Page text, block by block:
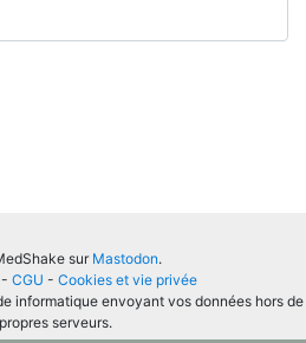
sur Mastodon.
- CGU - Cookies et vie privée
informatique envoyant vos données hors de
serveurs.